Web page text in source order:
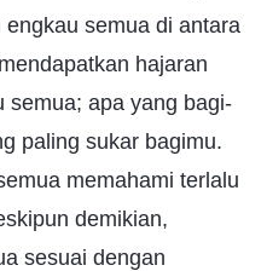
semua di antara
hajaran
semua; apa yang bagi-
paling sukar bagimu.
memahami terlalu
demikian,
sesuai dengan